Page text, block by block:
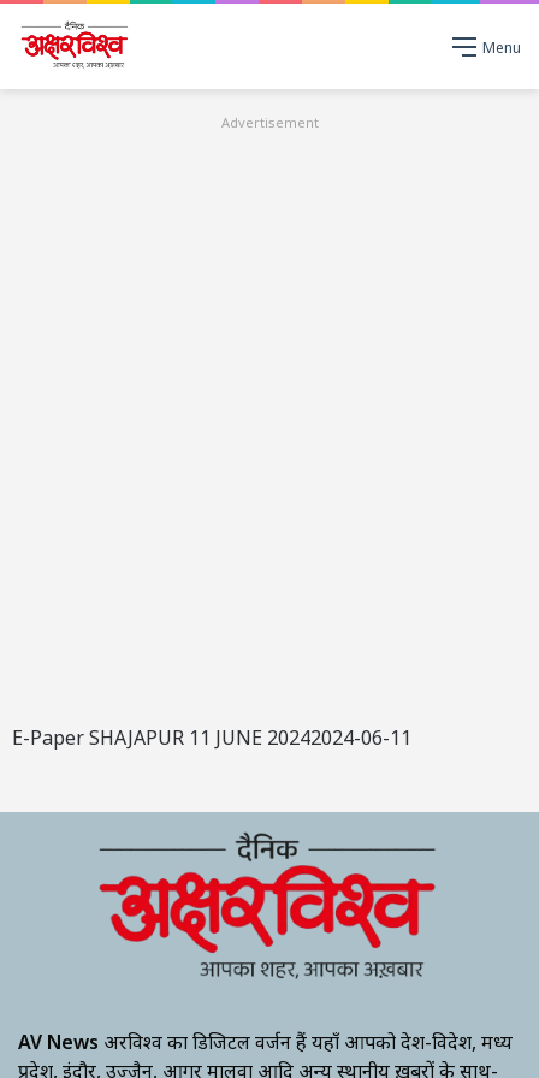
Menu
Advertisement
E-Paper SHAJAPUR 11 JUNE 20242024-06-11
AV News अक्षरविश्व का डिजिटल वर्जन हैं यहाँ आपको देश-विदेश, मध्य
प्रदेश, इंदौर, उज्जैन, आगर मालवा आदि अन्य स्थानीय ख़बरों के साथ-